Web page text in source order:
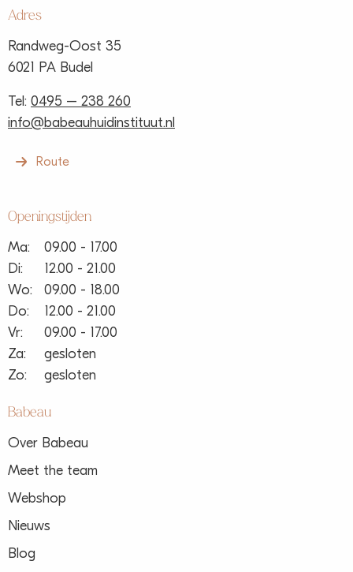
Adres
Randweg-Oost 35
6021 PA Budel
Tel: 0495 – 238 260
info@babeauhuidinstituut.nl
Route
Openingstijden
Ma:
09.00 - 17.00
Di:
12.00 - 21.00
Wo:
09.00 - 18.00
Do:
12.00 - 21.00
Vr:
09.00 - 17.00
Za:
gesloten
Zo:
gesloten
Babeau
Over Babeau
Meet the team
Webshop
Nieuws
Blog